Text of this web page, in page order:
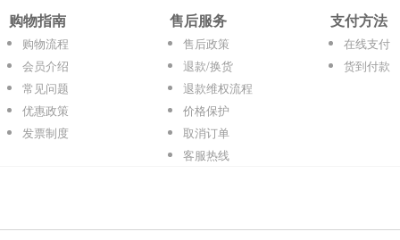
购物指南
购物流程
会员介绍
常见问题
优惠政策
发票制度
售后服务
售后政策
退款/换货
退款维权流程
价格保护
取消订单
客服热线
支付方法
在线支付
货到付款